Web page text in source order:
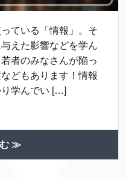
ている「情報」。そ
えた影響などを学ん
者のみなさんが陥っ
どもあります！情報
り学んでい […]
む ≫